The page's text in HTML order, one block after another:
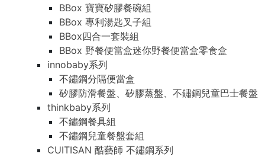
BBox 寶寶矽膠餐碗組
BBox 專利湯匙叉子組
BBox四合一套裝組
BBox 野餐便當盒迷你野餐便當盒零食盒
innobaby系列
不鏽鋼分隔便當盒
矽膠防滑餐盤、矽膠蒸盤、不鏽鋼兒童巴士餐盤
thinkbaby系列
不鏽鋼餐具組
不鏽鋼兒童餐盤套組
CUITISAN 酷藝師 不鏽鋼系列